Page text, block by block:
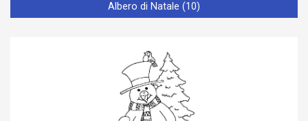
Albero di Natale (10)